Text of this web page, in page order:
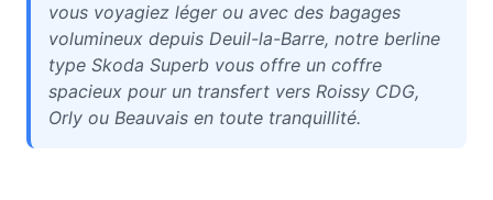
vous voyagiez léger ou avec des bagages
volumineux depuis Deuil-la-Barre, notre berline
type Skoda Superb vous offre un coffre
spacieux pour un transfert vers Roissy CDG,
Orly ou Beauvais en toute tranquillité.